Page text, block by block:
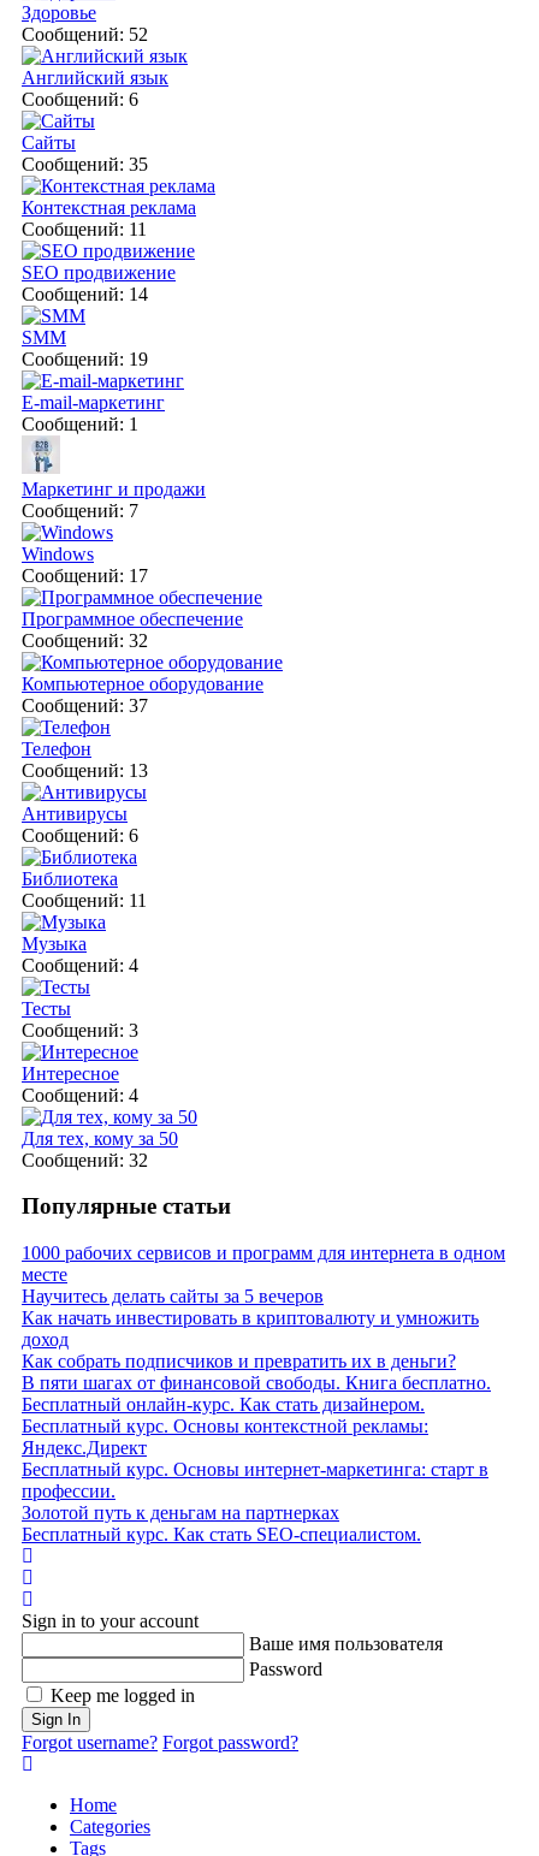
Здоровье
Сообщений: 52
Английский язык
Сообщений: 6
Сайты
Сообщений: 35
Контекстная реклама
Сообщений: 11
SEO продвижение
Сообщений: 14
SMM
Сообщений: 19
E-mail-маркетинг
Сообщений: 1
Маркетинг и продажи
Сообщений: 7
Windows
Сообщений: 17
Программное обеспечение
Сообщений: 32
Компьютерное оборудование
Сообщений: 37
Телефон
Сообщений: 13
Антивирусы
Сообщений: 6
Библиотека
Сообщений: 11
Музыка
Сообщений: 4
Тесты
Сообщений: 3
Интересное
Сообщений: 4
Для тех, кому за 50
Сообщений: 32
Популярные статьи
1000 рабочих сервисов и программ для интернета в одном
месте
Научитесь делать сайты за 5 вечеров
Как начать инвестировать в криптовалюту и умножить
доход
Как собрать подписчиков и превратить их в деньги?
В пяти шагах от финансовой свободы. Книга бесплатно.
Бесплатный онлайн-курс. Как стать дизайнером.
Бесплатный курс. Основы контекстной рекламы:
Яндекс.Директ
Бесплатный курс. Основы интернет-маркетинга: старт в
профессии.
Золотой путь к деньгам на партнерках
Бесплатный курс. Как стать SEO‑специалистом.
Sign in to your account
Ваше имя пользователя
Password
Keep me logged in
Sign In
Forgot username? Forgot password?
Home
Categories
Tags